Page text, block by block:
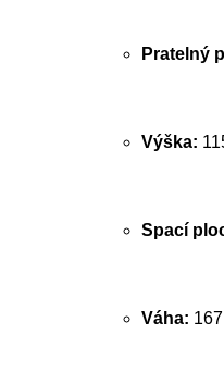
Pratelný
Výška:
Spací
Váha: